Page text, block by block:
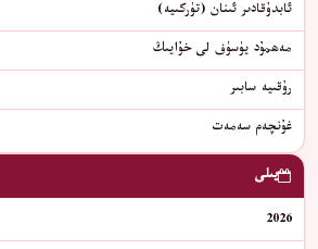
ئابدۇقادىر ئىنان (تۈركىيە)
مەھمۇد يۈسۈف لى خۇايىڭ
رۇقىيە سابىر
غۇنچەم سەمەت
يىلى
2026